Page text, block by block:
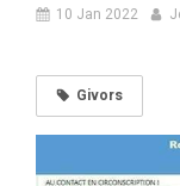
10 Jan 2022
Givors